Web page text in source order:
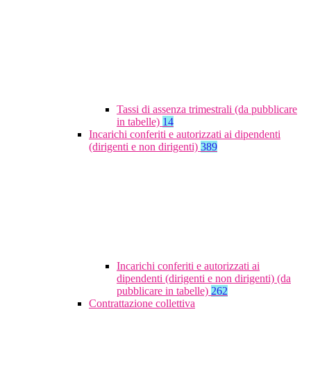
Tassi di assenza trimestrali (da pubblicare
in tabelle) 14
Incarichi conferiti e autorizzati ai dipendenti
(dirigenti e non dirigenti) 389
Incarichi conferiti e autorizzati ai
dipendenti (dirigenti e non dirigenti) (da
pubblicare in tabelle) 262
Contrattazione collettiva